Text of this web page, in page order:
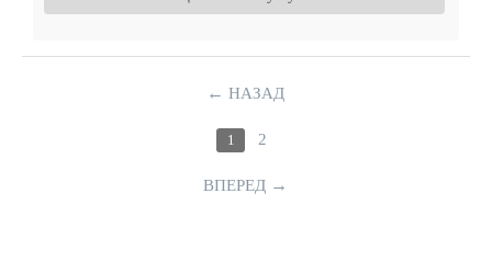
← НАЗАД
1 2
ВПЕРЕД →